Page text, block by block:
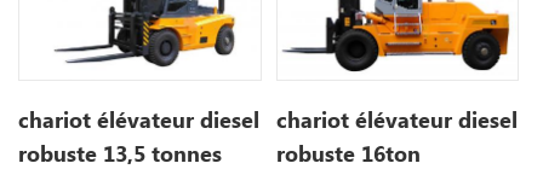
chariot élévateur diesel
robuste 13,5 tonnes
chariot élévateur diesel
robuste 16ton